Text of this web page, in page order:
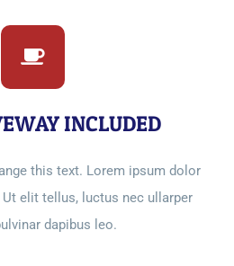
INCLUDED
this text. Lorem ipsum dolor
elit tellus, luctus nec ullarper
dapibus leo.